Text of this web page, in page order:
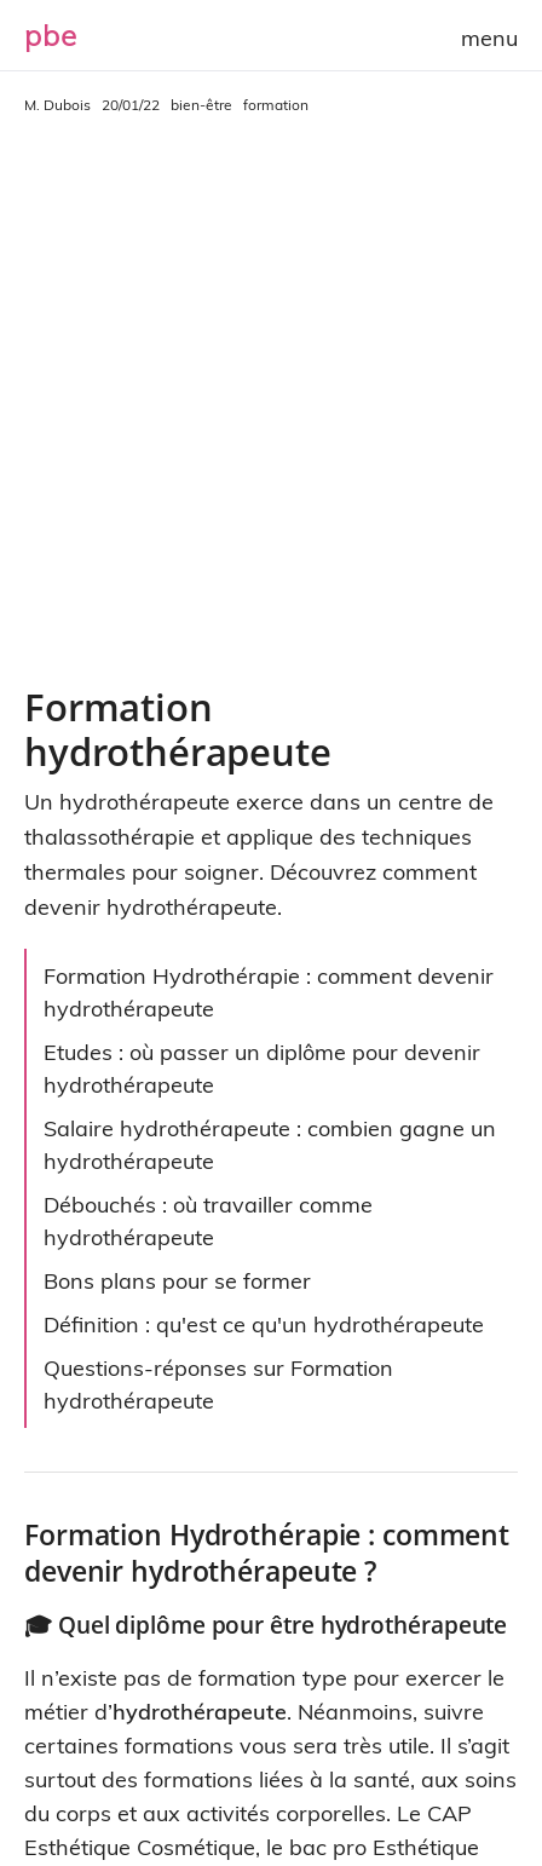
pbe
M. Dubois 20/01/22 bien-être formation
Formation
hydrothérapeute
Un hydrothérapeute exerce dans un centre de
thalassothérapie et applique des techniques
thermales pour soigner. Découvrez comment
devenir hydrothérapeute.
Formation Hydrothérapie : comment devenir
hydrothérapeute
Etudes : où passer un diplôme pour devenir
hydrothérapeute
Salaire hydrothérapeute : combien gagne un
hydrothérapeute
Débouchés : où travailler comme
hydrothérapeute
Bons plans pour se former
Définition : qu'est ce qu'un hydrothérapeute
Questions-réponses sur Formation
hydrothérapeute
Formation Hydrothérapie : comment
devenir hydrothérapeute ?
🎓 Quel diplôme pour être hydrothérapeute
Il n’existe pas de formation type pour exercer le
métier d’hydrothérapeute. Néanmoins, suivre
certaines formations vous sera très utile. Il s’agit
surtout des formations liées à la santé, aux soins
du corps et aux activités corporelles. Le CAP
Esthétique Cosmétique, le bac pro Esthétique